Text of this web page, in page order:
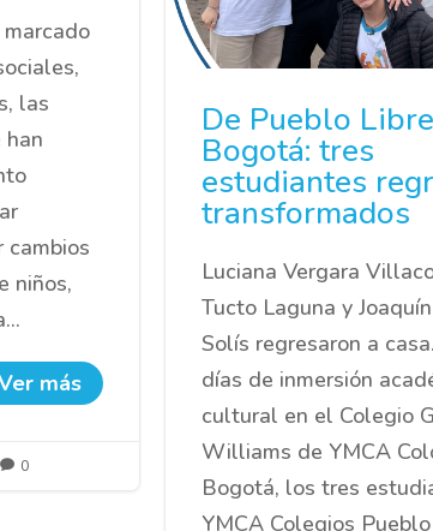
las
cambios
niños,
más
 0
De Pueblo
Bogotá: tres
estudiantes
transformados
Luciana Vergara
Tucto Laguna y
Solís regresaron a
días de inmersión
cultural en el Colegio
Williams de YMCA
Bogotá, los tres
YMCA Colegios